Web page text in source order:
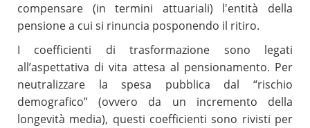
compensare (in termini attuariali) l'entità della
pensione a cui si rinuncia posponendo il ritiro.
I coefficienti di trasformazione sono legati
all’aspettativa di vita attesa al pensionamento. Per
neutralizzare la spesa pubblica dal “rischio
demografico” (ovvero da un incremento della
longevità media), questi coefficienti sono rivisti per